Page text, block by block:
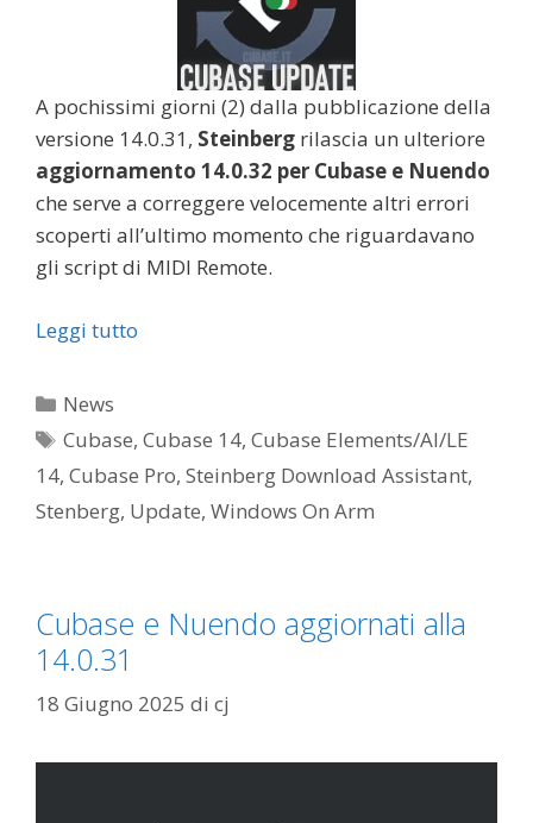
A pochissimi giorni (2) dalla pubblicazione della
versione 14.0.31, Steinberg rilascia un ulteriore
aggiornamento 14.0.32 per Cubase e Nuendo
che serve a correggere velocemente altri errori
scoperti all’ultimo momento che riguardavano
gli script di MIDI Remote.
Leggi tutto
Categorie
News
Tag
Cubase,Cubase 14,Cubase Elements/AI/LE
14, Cubase Pro, Steinberg Download Assistant,
Stenberg, Update, Windows On Arm
Cubase e Nuendo aggiornati alla
14.0.31
18 Giugno 2025 di cj